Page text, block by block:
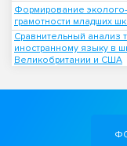
Формирование
грамотности младших
Сравнительный анализ
иностранному языку в
Великобритании и США